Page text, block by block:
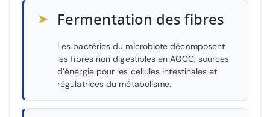
➤ Fermentation des fibres
Les bactéries du microbiote décomposent
les fibres non digestibles en AGCC, sources
d’énergie pour les cellules intestinales et
régulatrices du métabolisme.